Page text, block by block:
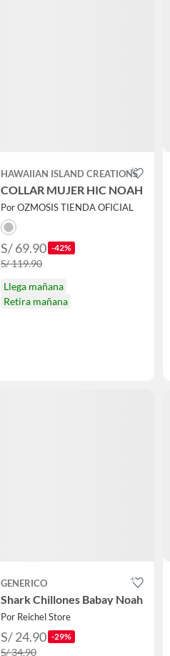
HAWAIIAN ISLAND CREATIONS
COLLAR MUJER HIC NOAH
Por OZMOSIS TIENDA OFICIAL
S/ 69.90 -42%
S/ 119.90
Llega mañana
Retira mañana
GENERICO
Shark Chillones Babay Noah
Por Reichel Store
S/ 24.90 -29%
S/ 34.90